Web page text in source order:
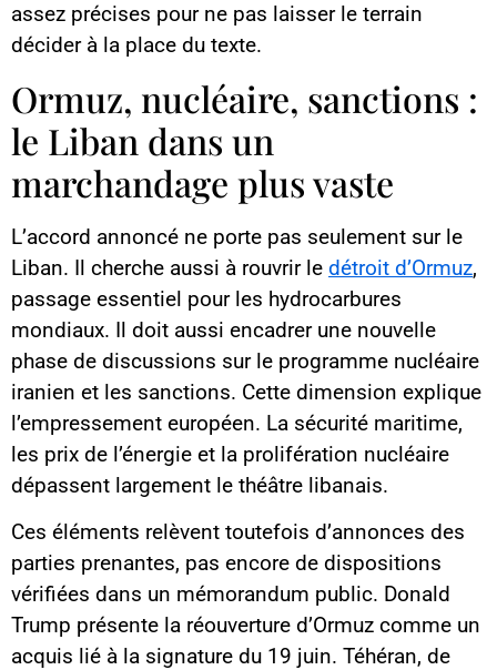
assez précises pour ne pas laisser le terrain
décider à la place du texte.
Ormuz, nucléaire, sanctions :
le Liban dans un
marchandage plus vaste
L’accord annoncé ne porte pas seulement sur le
Liban. Il cherche aussi à rouvrir le détroit d’Ormuz,
passage essentiel pour les hydrocarbures
mondiaux. Il doit aussi encadrer une nouvelle
phase de discussions sur le programme nucléaire
iranien et les sanctions. Cette dimension explique
l’empressement européen. La sécurité maritime,
les prix de l’énergie et la prolifération nucléaire
dépassent largement le théâtre libanais.
Ces éléments relèvent toutefois d’annonces des
parties prenantes, pas encore de dispositions
vérifiées dans un mémorandum public. Donald
Trump présente la réouverture d’Ormuz comme un
acquis lié à la signature du 19 juin. Téhéran, de